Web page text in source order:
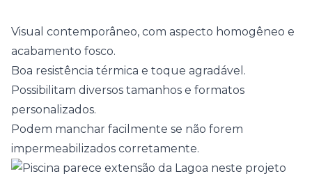
Visual contemporâneo, com aspecto homogêneo e
acabamento fosco.
Boa resistência térmica e toque agradável.
Possibilitam diversos tamanhos e formatos
personalizados.
Podem manchar facilmente se não forem
impermeabilizados corretamente.